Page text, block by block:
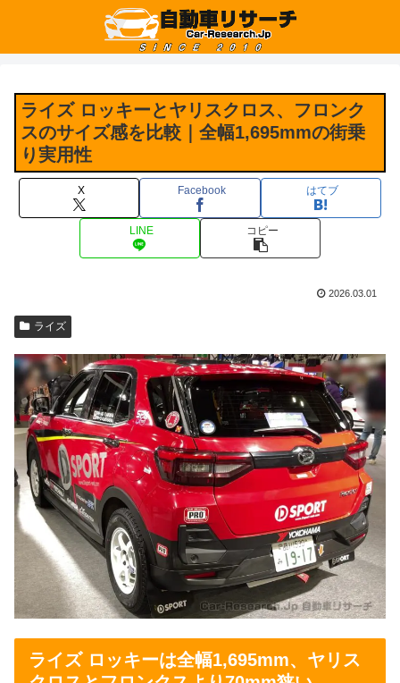
ライズ ロッキーとヤリスクロス、フロンク
スのサイズ感を比較｜全幅1,695mmの街乗
り実用性
X Facebook はてブ
LINE コピー
2026.03.01
ライズ
ライズ ロッキーは全幅1,695mm、ヤリス